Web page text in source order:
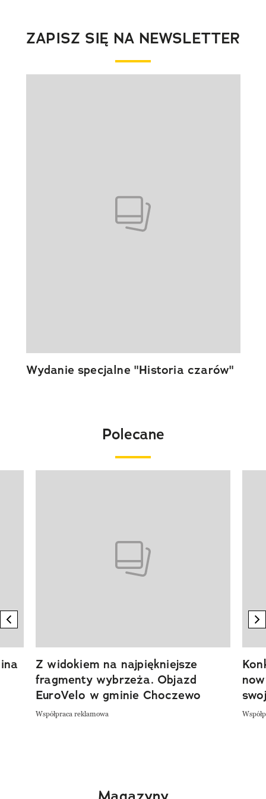
ZAPISZ SIĘ NA NEWSLETTER
Wydanie specjalne "Historia czarów"
Polecane
previous element
Z widokiem na najpiękniejsze
fragmenty wybrzeża. Objazd
EuroVelo w gminie Choczewo
Współpraca reklamowa